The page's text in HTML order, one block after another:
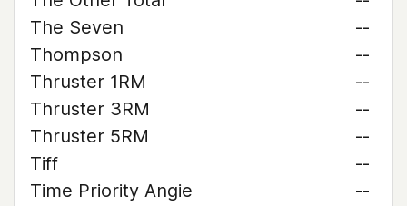
The Seven
--
Thompson
--
Thruster 1RM
--
Thruster 3RM
--
Thruster 5RM
--
Tiff
--
Time Priority Angie
--